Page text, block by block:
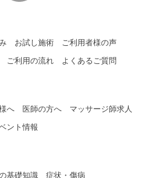
お試し施術
ご利用者様の声
ご利用の流れ よくあるご質問
へ 医師の方へ
マッサージ師求人
ント情報
基礎知識
症状・傷病